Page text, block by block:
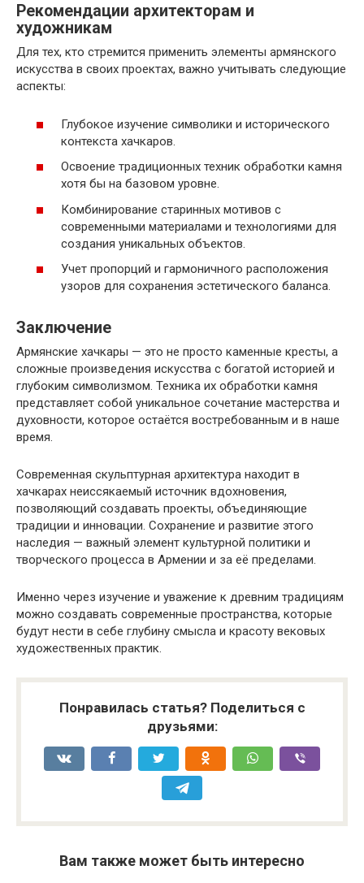
Рекомендации архитекторам и
художникам
Для тех, кто стремится применить элементы армянского
искусства в своих проектах, важно учитывать следующие
аспекты:
Глубокое изучение символики и исторического
контекста хачкаров.
Освоение традиционных техник обработки камня
хотя бы на базовом уровне.
Комбинирование старинных мотивов с
современными материалами и технологиями для
создания уникальных объектов.
Учет пропорций и гармоничного расположения
узоров для сохранения эстетического баланса.
Заключение
Армянские хачкары — это не просто каменные кресты, а
сложные произведения искусства с богатой историей и
глубоким символизмом. Техника их обработки камня
представляет собой уникальное сочетание мастерства и
духовности, которое остаётся востребованным и в наше
время.
Современная скульптурная архитектура находит в
хачкарах неиссякаемый источник вдохновения,
позволяющий создавать проекты, объединяющие
традиции и инновации. Сохранение и развитие этого
наследия — важный элемент культурной политики и
творческого процесса в Армении и за её пределами.
Именно через изучение и уважение к древним традициям
можно создавать современные пространства, которые
будут нести в себе глубину смысла и красоту вековых
художественных практик.
Понравилась статья? Поделиться с
друзьями:
Вам также может быть интересно